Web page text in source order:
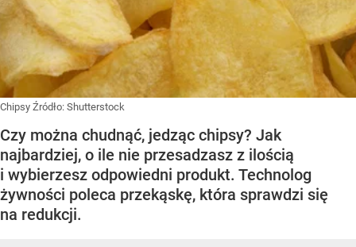
Chipsy Źródło: Shutterstock
Czy można chudnąć, jedząc chipsy? Jak
najbardziej, o ile nie przesadzasz z ilością
i wybierzesz odpowiedni produkt. Technolog
żywności poleca przekąskę, która sprawdzi się
na redukcji.